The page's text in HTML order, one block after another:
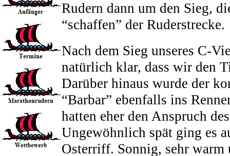
Rudern dann um den Sieg,
“schaffen” der Ruderstrecke.
Nach dem Sieg unseres C-
natürlich klar, dass wir den
Darüber hinaus wurde der
“Barbar” ebenfalls ins
hatten eher den Anspruch
Ungewöhnlich spät ging es
Osterriff. Sonnig, sehr warm